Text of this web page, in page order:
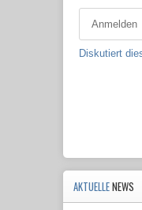
Anmelden
Diskutiert
AKTUELLENEWS